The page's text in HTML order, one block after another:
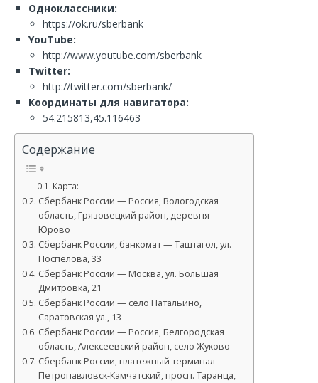
Одноклассники:
https://ok.ru/sberbank
YouTube:
http://www.youtube.com/sberbank
Twitter:
http://twitter.com/sberbank/
Координаты для навигатора:
54.215813,45.116463
Содержание
Карта:
Сбербанк России — Россия, Вологодская
область, Грязовецкий район, деревня
Юрово
Сбербанк России, банкомат — Таштагол, ул.
Поспелова, 33
Сбербанк России — Москва, ул. Большая
Дмитровка, 21
Сбербанк России — село Натальино,
Саратовская ул., 13
Сбербанк России — Россия, Белгородская
область, Алексеевский район, село Жуково
Сбербанк России, платежный терминал —
Петропавловск-Камчатский, просп. Таранца,